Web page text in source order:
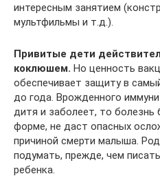
интересным занятием
мультфильмы и т.д.).
Привитые дети
коклюшем. Но ценность
обеспечивает защиту в
до года. Врожденного
дитя и заболеет, то болезнь
форме, не даст опасных
причиной смерти малыша.
подумать, прежде, чем
ребенка.